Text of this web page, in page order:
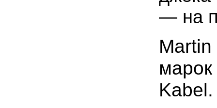
— на
Martin
Kabel.